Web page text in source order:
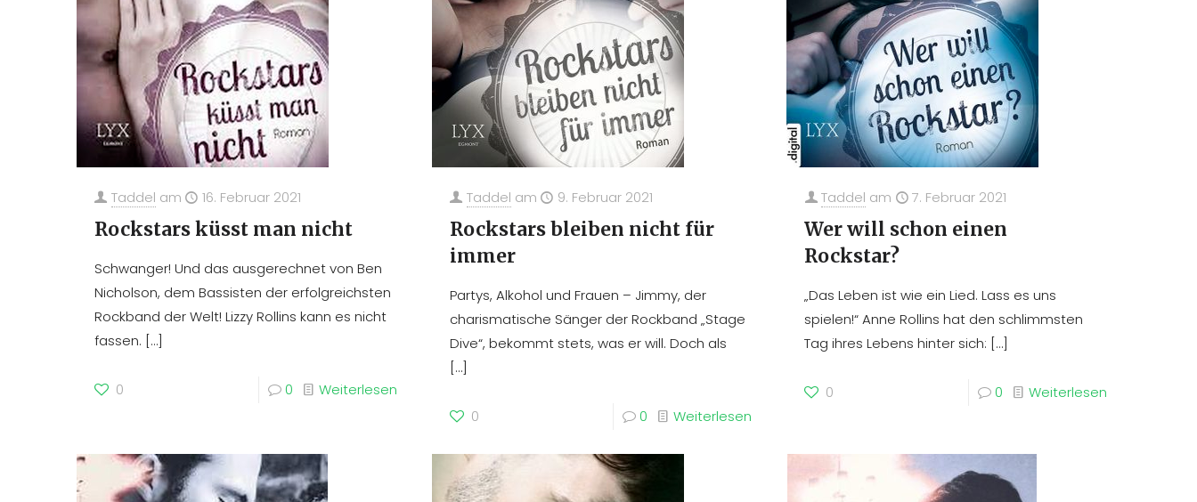
Taddel am 16. Februar 2021
Rockstars küsst man nicht
Schwanger! Und das ausgerechnet von Ben
Nicholson, dem Bassisten der erfolgreichsten
Rockband der Welt! Lizzy Rollins kann es nicht
fassen. […]
0 0 Weiterlesen
Taddel am 9. Februar 2021
Rockstars bleiben nicht für
immer
Partys, Alkohol und Frauen – Jimmy, der
charismatische Sänger der Rockband „Stage
Dive“, bekommt stets, was er will. Doch als
[…]
0 0 Weiterlesen
Taddel am 7. Februar 2021
Wer will schon einen
Rockstar?
„Das Leben ist wie ein Lied. Lass es uns
spielen!“ Anne Rollins hat den schlimmsten
Tag ihres Lebens hinter sich: […]
0 0 Weiterlesen